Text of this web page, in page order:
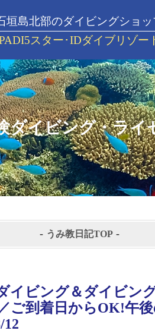
垣島北部のダイビングショッ
スター･IDダイブリゾー
ダイビング・ライ
- うみ教日記TOP -
イビング＆ダイビン
ご到着日からOK!午
12